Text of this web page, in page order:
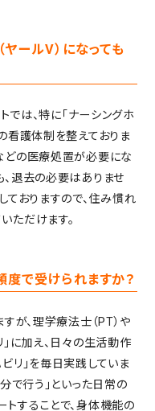
ールV）になっても
では、特に「ナーシングホ
看護体制を整えておりま
どの医療処置が必要にな
、退去の必要はありませ
ておりますので、住み慣れ
ただけます。
で受けられますか？
が、理学療法士（PT）や
」に加え、日々の生活動作
リ」を毎日実践していま
分で行う」といった日常の
トすることで、身体機能の